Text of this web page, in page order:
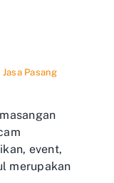
Jasa Pasang
event,
merupakan